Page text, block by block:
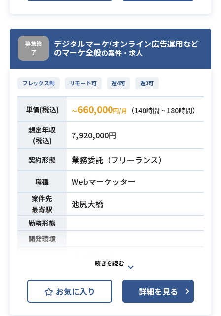
・フロントエンジニアとして、HTM
L/CSS/Javascript開発経験3～4年以
豊富にお持ちの方 （場数こなしてい
・ディレクターとして6ヶ月以上、且
験、リーダー的役割の経験
募集終
了
デジタルマーケ/オンライン広告運用など
のマーケ全般の案件・求人
フレックス制 リモート可 週4可 週3可
単価(税込) 〜660,000円/月
（140時間 ~ 180時間）
想定年収
(税込)
7,920,000円
契約形態 業務委託（フリーランス）
職種 Webマーケッター
案件先
最寄駅
池尻大橋
勤務形態
開発環境
【案件概要】
2019年4月より部として設立された
組織開発コンサル事業の立ち上げメ
ンバーを募集します。
お気に入り 詳細を見る